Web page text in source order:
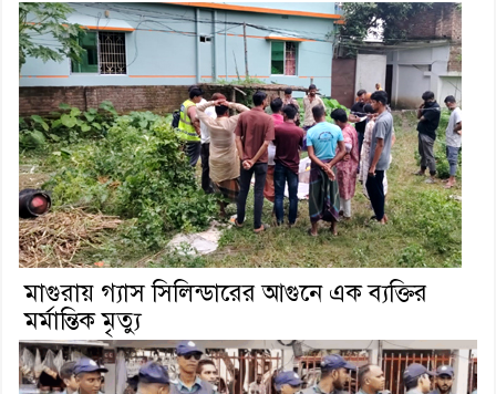
মাগুরায় গ্যাস সিলিন্ডারের আগুনে এক ব্যক্তির
মর্মান্তিক মৃত্যু